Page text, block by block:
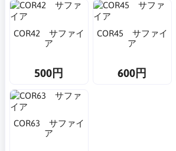
COR42 サファイ
ア
500円
COR45 サファイ
ア
600円
COR63 サファイ
ア